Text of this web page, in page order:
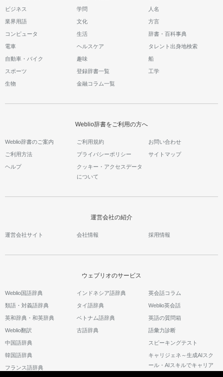
ビジネス 学問 人名
業界用語 文化 方言
コンピュータ 生活 辞書・百科事典
電車 ヘルスケア タレント出身地検索
自動車・バイク 趣味 船
スポーツ 登録辞書一覧 工学
生物 金融コラム一覧
Weblio辞書をご利用の方へ
Weblio辞書のご案内 ご利用規約 お問い合わせ
ご利用方法 プライバシーポリシー サイトマップ
ヘルプ
クッキー・アクセスデータ
について
運営会社の紹介
運営会社サイト 会社情報 採用情報
ウェブリオのサービス
Weblio国語辞典
類語・対義語辞典
英和辞典・和英辞典
Weblio翻訳
中国語辞典
韓国語辞典
フランス語辞典
インドネシア語辞典
タイ語辞典
ベトナム語辞典
古語辞典
英会話コラム
Weblio英会話
英語の質問箱
語彙力診断
スピーキングテスト
キャリジェネ～生成AIスク
ール・AIスキルでキャリア